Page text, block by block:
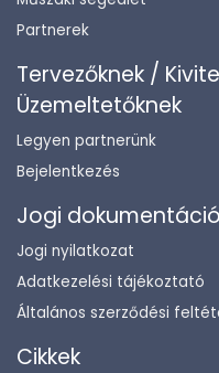
Partnerek
Tervezőknek /
Üzemeltetőknek
Legyen partnerünk
Bejelentkezés
Jogi
Jogi nyilatkozat
Adatkezelési tájékoztató
Általános szerződési
Cikkek